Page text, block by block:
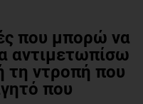
που μπορώ να
αντιμετωπίσω
τη ντροπή που
που